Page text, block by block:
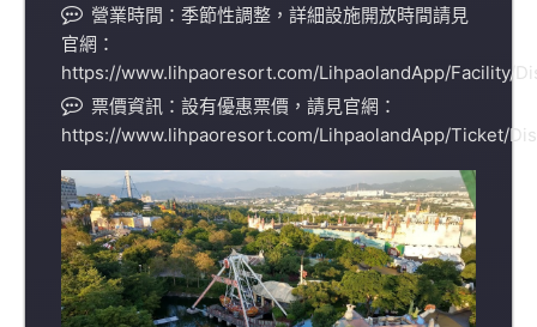
營業時間：季節性調整，詳細設施開放時間請見
官網：
https://www.lihpaoresort.com/LihpaolandApp/Facility/
票價資訊：設有優惠票價，請見官網：
https://www.lihpaoresort.com/LihpaolandApp/Ticket/